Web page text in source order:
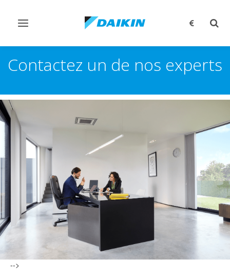
Afficher/masquer
Contactez un de nos experts